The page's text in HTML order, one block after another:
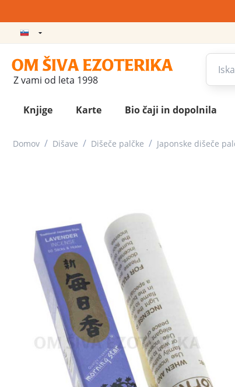
Z vami od leta 1998
Knjige Karte Bio čaji in dopolnila
Domov / Dišave / Dišeče palčke / Japonske dišeče